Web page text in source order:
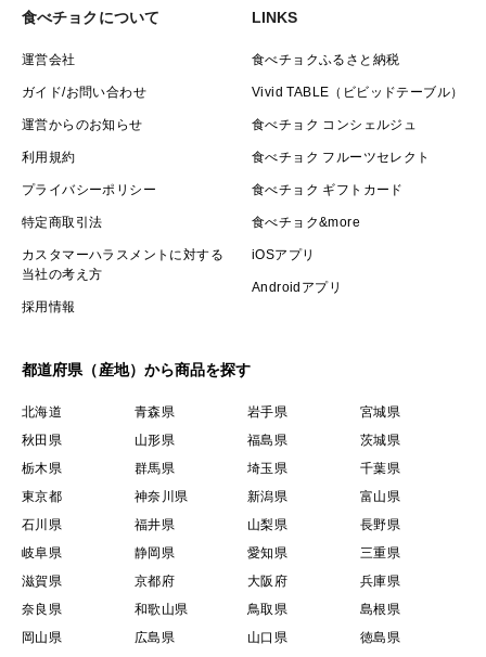
食べチョクについて
運営会社
ガイド/お問い合わせ
運営からのお知らせ
利用規約
プライバシーポリシー
特定商取引法
カスタマーハラスメントに対する
当社の考え方
採用情報
LINKS
食べチョクふるさと納税
Vivid TABLE（ビビッドテーブル）
食べチョク コンシェルジュ
食べチョク フルーツセレクト
食べチョク ギフトカード
食べチョク&more
iOSアプリ
Androidアプリ
都道府県（産地）から商品を探す
北海道 青森県 岩手県
宮城県
秋田県
山形県 福島県
茨城県
栃木県
群馬県 埼玉県
千葉県
東京都
神奈川県 新潟県
富山県
石川県
福井県 山梨県
長野県
岐阜県
静岡県 愛知県
三重県
滋賀県
京都府 大阪府
兵庫県
奈良県
和歌山県 鳥取県
島根県
岡山県
広島県 山口県 徳島県